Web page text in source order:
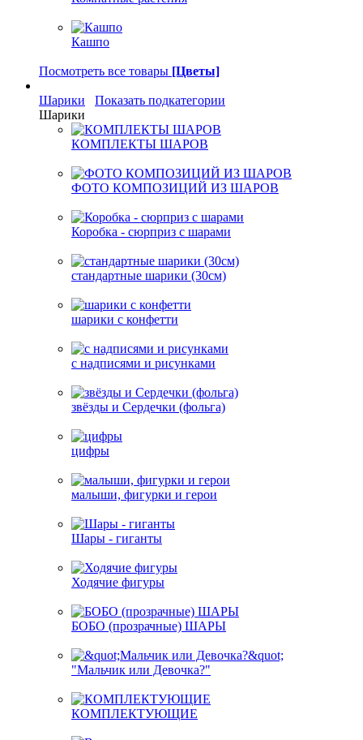
Кашпо
Посмотреть все товары [Цветы]
Шарики
Показать подкатегории
Шарики
КОМПЛЕКТЫ ШАРОВ
ФОТО КОМПОЗИЦИЙ ИЗ ШАРОВ
Коробка - сюрприз с шарами
стандартные шарики (30см)
шарики с конфетти
с надписями и рисунками
звёзды и Сердечки (фольга)
цифры
малыши, фигурки и герои
Шары - гиганты
Ходячие фигуры
БОБО (прозрачные) ШАРЫ
"Мальчик или Девочка?"
КОМПЛЕКТУЮЩИЕ